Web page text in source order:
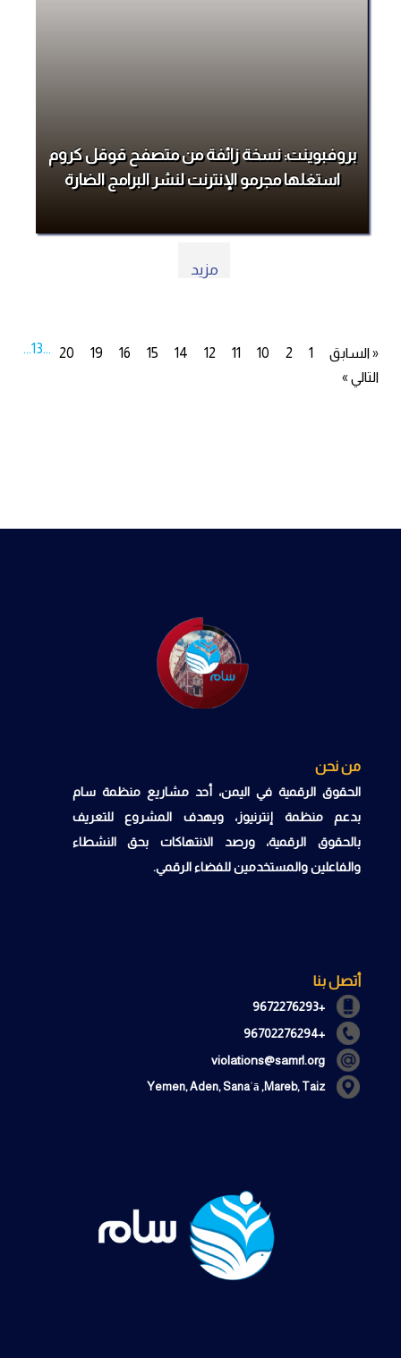
بروفبوينت: نسخة زائفة من متصفح قوقل كروم
استغلها مجرمو الإنترنت لنشر البرامج الضارة
مزيد
« السابق 1
2
... 10
11
12
13 14
15
16
... 19
20
التالي »
من نحن
الحقوق الرقمية في اليمن، أحد مشاريع منظمة سام
بدعم منظمة إنترنيوز، ويهدف المشروع للتعريف
بالحقوق الرقمية، ورصد الانتهاكات بحق النشطاء
والفاعلين والمستخدمين للفضاء الرقمي.
أتصل بنا
+9672276293
+96702276294
violations@samrl.org
Yemen, Aden, Sanaʿā ,Mareb, Taiz